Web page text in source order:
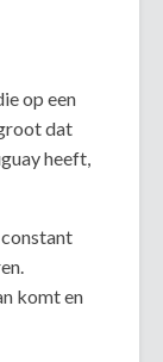
op een
dat
heeft,
komt en